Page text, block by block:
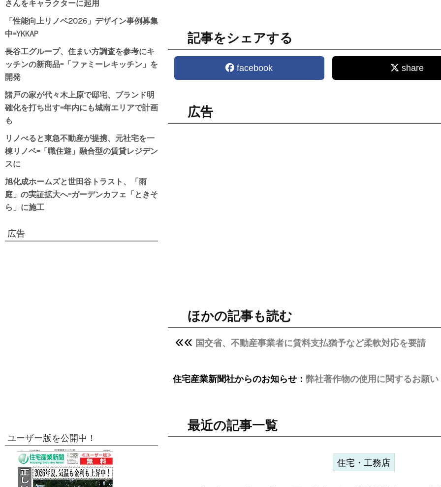
記事をシェアする
facebook share
広告
ほかの記事も読む
国交省、不動産事業者に賃料支払猶予など柔軟対応を要請
住宅産業新聞社からのお知らせ： 弊社著作物の使用に関するお願い
最近の記事一覧
住宅・工務店
「性能向上リノベ2026」デザイン事例募集
中=YKKAP
長谷工グループ、住まい方調査を参考にキ
ッチンの新商品=「ファミーレキッチン」を
開発
諸戸の家が代々木上原で邸宅、ブランド明
確化を打ち出す=年内にも城南エリアで計画
も
リノべると東急不動産が提携、元社宅を一
棟リノベ=「職住遊」融合型の賃貸レジデン
スに
旭化成ホームズと世田谷トラスト、「雨
庭」の実証拡大へ=ガーデンカフェ「ときそ
ら」に施工
広告
ユーザー版を公開中！